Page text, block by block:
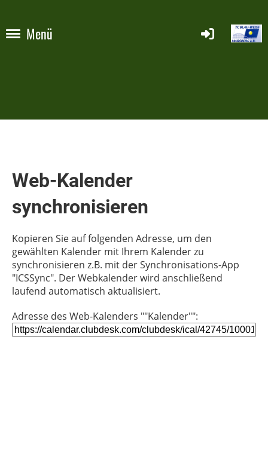
Menü
Web-Kalender
synchronisieren
Kopieren Sie auf folgenden Adresse, um den
gewählten Kalender mit Ihrem Kalender zu
synchronisieren z.B. mit der Synchronisations-App
"ICSSync". Der Webkalender wird anschließend
laufend automatisch aktualisiert.
Adresse des Web-Kalenders ""Kalender"":